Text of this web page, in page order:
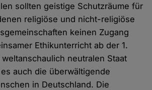
sollten geistige Schutzräume für
religiöse und nicht-religiöse
keinen Zugang
Ethikunterricht ab der 1.
neutralen Staat
auch die überwältigende
in Deutschland. Die